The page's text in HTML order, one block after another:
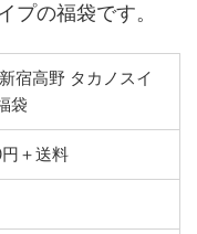
プの福袋です。
宿高野 タカノスイ
袋
＋送料